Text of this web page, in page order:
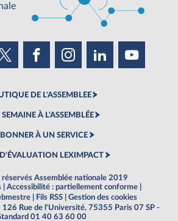
DE L'ASSEMBLEE
À L'ASSEMBLÉE
À UN SERVICE
LEXIMPACT
Assemblée nationale 2019
Accessibilité : partiellement conforme
Fils RSS
Gestion des cookies
126 Rue de l'Université, 75355 Paris 07 SP -
01 40 63 60 00